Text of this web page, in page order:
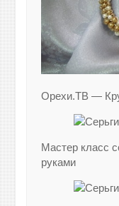
Орехи.ТВ —
Мастер класс
руками